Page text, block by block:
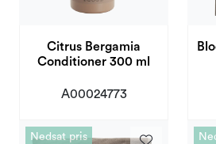
Citrus Bergamia
Conditioner 300 ml
A00024773
Nedsat pris